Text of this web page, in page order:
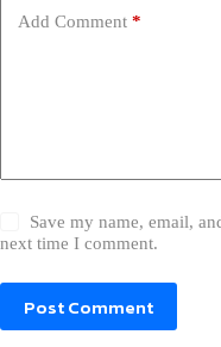
Add Comment *
Save my name, email,
next time I comment.
Post Comment